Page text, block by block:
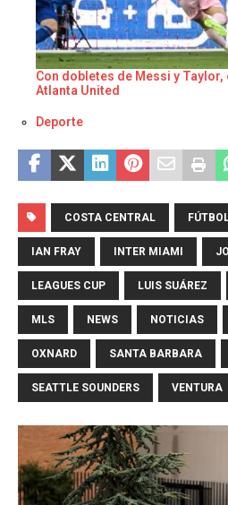
Con dobletes de Messi y
Atlanta United
Respecto a
Deporte
COSTA CENTRAL
IAN FRAY INTER MIAMI
LEAGUES CUP LUIS SUÁREZ
MLS NEWS NOTICIAS
OXNARD SANTA BARBARA
SEATTLE SOUNDERS VENTURA